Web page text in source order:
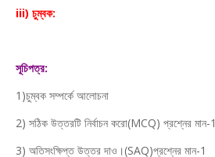
iii) চুম্বক:
সূচিপত্র:
1)চুম্বক সম্পর্কে আলোচনা
2) সঠিক উত্তরটি নির্বাচন করো(MCQ) প্রশ্নের মান-1
3) অতিসংক্ষিপ্ত উত্তর দাও।(SAQ)প্রশ্নের মান-1